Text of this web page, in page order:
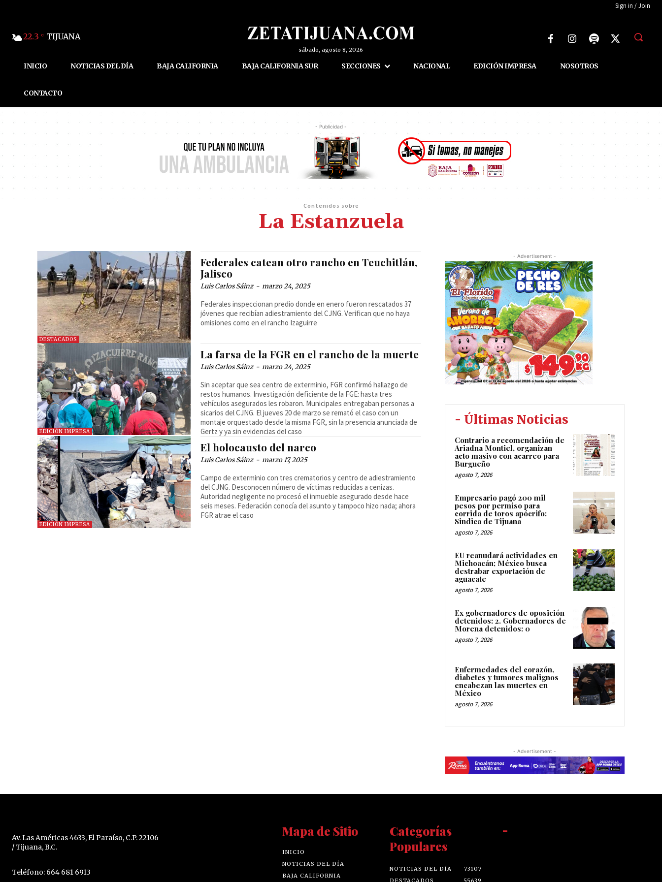
Sign in / Join
22.3 C TIJUANA
sábado, agosto 8, 2026
INICIO NOTICIAS DEL DÍA BAJA CALIFORNIA BAJA CALIFORNIA SUR SECCIONES NACIONAL EDICIÓN IMPRESA NOSOTROS
CONTACTO
- Publicidad -
Contenidos sobre
La Estanzuela
DESTACADOS
Federales catean otro rancho en Teuchitlán,
Jalisco
Luis Carlos Sáinz - marzo 24, 2025
Federales inspeccionan predio donde en enero fueron rescatados 37
jóvenes que recibían adiestramiento del CJNG. Verifican que no haya
omisiones como en el rancho Izaguirre
EDICIÓN IMPRESA
La farsa de la FGR en el rancho de la muerte
Luis Carlos Sáinz - marzo 24, 2025
Sin aceptar que sea centro de exterminio, FGR confirmó hallazgo de
restos humanos. Investigación deficiente de la FGE: hasta tres
vehículos asegurados les robaron. Municipales entregaban personas a
sicarios del CJNG. El jueves 20 de marzo se remató el caso con un
montaje orquestado desde la misma FGR, sin la presencia anunciada de
Gertz y ya sin evidencias del caso
EDICIÓN IMPRESA
El holocausto del narco
Luis Carlos Sáinz - marzo 17, 2025
Campo de exterminio con tres crematorios y centro de adiestramiento
del CJNG. Desconocen número de víctimas reducidas a cenizas.
Autoridad negligente no procesó el inmueble asegurado desde hace
seis meses. Federación conocía del asunto y tampoco hizo nada; ahora
FGR atrae el caso
- Advertisement -
- Últimas Noticias
Contrario a recomendación de
Ariadna Montiel, organizan
acto masivo con acarreo para
Burgueño
agosto 7, 2026
Empresario pagó 200 mil
pesos por permiso para
corrida de toros apócrifo:
Sindica de Tijuana
agosto 7, 2026
EU reanudará actividades en
Michoacán; México busca
destrabar exportación de
aguacate
agosto 7, 2026
Ex gobernadores de oposición
detenidos: 2. Gobernadores de
Morena detenidos: 0
agosto 7, 2026
Enfermedades del corazón,
diabetes y tumores malignos
encabezan las muertes en
México
agosto 7, 2026
- Advertisement -
Av. Las Américas 4633, El Paraíso, C.P. 22106
/ Tijuana, B.C.
Teléfono: 664 681 6913
Mapa de Sitio
INICIO
NOTICIAS DEL DÍA
BAJA CALIFORNIA
Categorías
Populares
NOTICIAS DEL DÍA
73107
-